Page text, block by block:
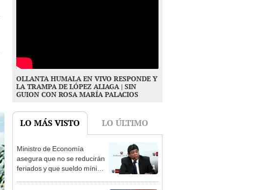
OLLANTA HUMALA EN VIVO RESPONDE Y
LA TRAMPA DE LÓPEZ ALIAGA | SIN
GUION CON ROSA MARÍA PALACIOS
LO MÁS VISTO LO ÚLTIMO
1
Ministro de Economía
asegura que no se reducirán
feriados y que sueldo mínimo